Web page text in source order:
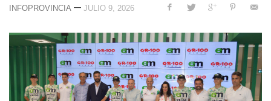
INFOPROVINCIA — JULIO 9, 2026